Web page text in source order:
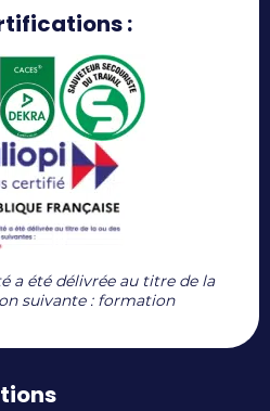
:
a été délivrée au titre de la
suivante : formation